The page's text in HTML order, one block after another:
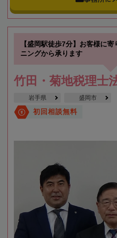
【盛岡駅徒歩7分】お客様に
ニングから承ります
竹田・菊地税理士
岩手県 盛岡市
初回相談無料